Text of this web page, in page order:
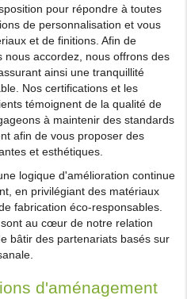
pour répondre à toutes
de personnalisation et vous
et de finitions. Afin de
nous accordez, nous offrons des
ainsi une tranquillité
Nos certifications et les
témoignent de la qualité de
à maintenir des standards
afin de vous proposer des
et esthétiques.
logique d'amélioration continue
en privilégiant des matériaux
fabrication éco-responsables.
au cœur de notre relation
bâtir des partenariats basés sur
d'aménagement